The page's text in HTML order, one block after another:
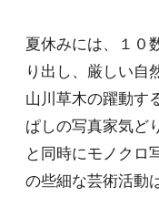
夏休みには、１０
り出し、厳しい自
山川草木の躍動す
ぱしの写真家気ど
と同時にモノクロ
の些細な芸術活動